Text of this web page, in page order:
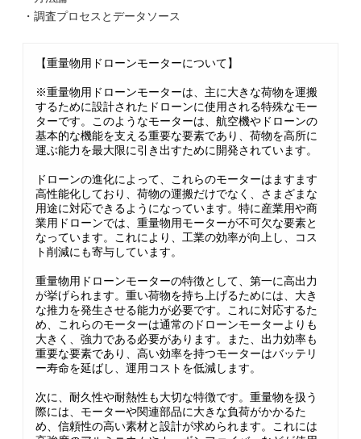
・調査プロセスとデータソース
【重量物用ドローンモーターについて】
※重量物用ドローンモーターは、主に大きな荷物を運搬
するために設計されたドローンに使用される特殊なモー
ターです。このようなモーターは、航空機やドローンの
基本的な機能を支える重要な要素であり、荷物を高所に
運ぶ能力を最大限に引き出すために開発されています。
ドローンの進化によって、これらのモーターはますます
高性能化しており、荷物の運搬だけでなく、さまざまな
用途に対応できるようになっています。特に産業用や商
業用ドローンでは、重量物用モーターが不可欠な要素と
なっています。これにより、工業の効率が向上し、コス
ト削減にも寄与しています。
重量物用ドローンモーターの特徴として、第一に高出力
が挙げられます。重い荷物を持ち上げるためには、大き
な推力を発生させる能力が必要です。これに対応するた
め、これらのモーターは通常のドローンモーターよりも
大きく、強力である必要があります。また、出力効率も
重要な要素であり、高い効率を持つモーターはバッテリ
ー寿命を延ばし、運用コストを低減します。
次に、耐久性や耐熱性も大切な特徴です。重量物を扱う
際には、モーターや関連部品に大きな負荷がかかるた
め、信頼性の高い素材と設計が求められます。これには